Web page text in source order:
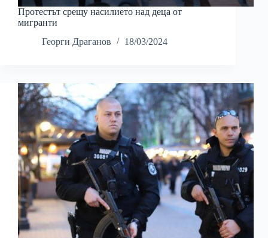
Протестът срещу насилието над деца от
мигранти
Георги Драганов
18/03/2024